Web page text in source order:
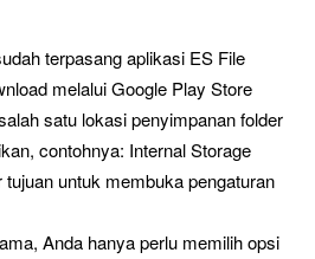
terpasang aplikasi ES File
melalui Google Play Store
satu lokasi penyimpanan folder
contohnya: Internal Storage
untuk membuka pengaturan
Anda hanya perlu memilih opsi